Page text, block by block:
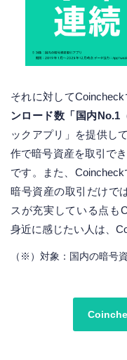
それに対して
ンロード数「国内No.1
ックアプリ」を提供し
作で暗号資産を取引で
です。また、Coincheck
暗号資産の取引だけで
スが充実している点も
身近に感じたい人は、
（※）対象：国内の暗号